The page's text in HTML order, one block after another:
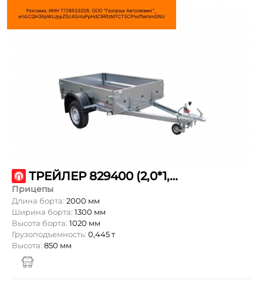
ТРЕЙЛЕР 829400 (2,0*1,3 ТОВАРИЩ)
Прицепы
Длина борта: 2000 мм
Ширина борта: 1300 мм
Высота борта: 1020 мм
Грузоподъемность: 0,445 т
Высота: 850 мм